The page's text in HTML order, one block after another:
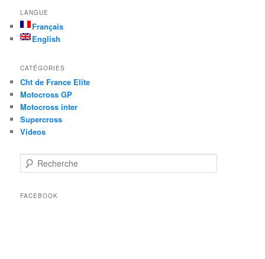
LANGUE
Français
English
CATÉGORIES
Cht de France Elite
Motocross GP
Motocross inter
Supercross
Videos
Recherche
FACEBOOK